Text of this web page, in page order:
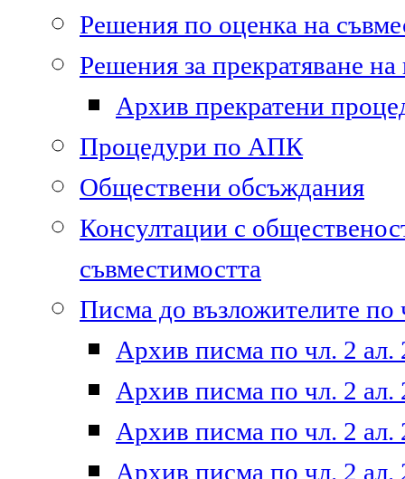
Решения по оценка на
Решения за прекратяване
Архив прекратени
Процедури по АПК
Обществени обсъждания
Консултации с
съвместимостта
Писма до възложителите по
Архив писма по чл. 2 ал.
Архив писма по чл. 2 ал.
Архив писма по чл. 2 ал.
Архив писма по чл. 2 ал.